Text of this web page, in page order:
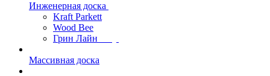
Инженерная доска
Kraft Parkett
Wood Bee
Грин Лайн
Массивная доска